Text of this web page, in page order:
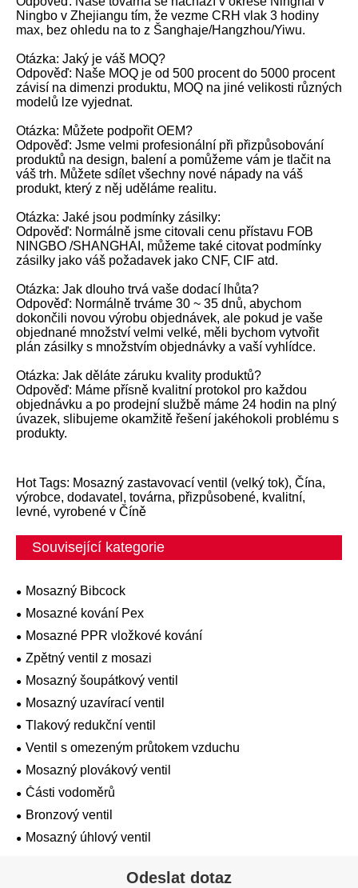
Ningbo v Zhejiangu tím, že vezme CRH vlak 3 hodiny
max, bez ohledu na to z Šanghaje/Hangzhou/Yiwu.
Otázka: Jaký je váš MOQ?
Odpověď: Naše MOQ je od 500 procent do 5000 procent
závisí na dimenzi produktu, MOQ na jiné velikosti různých
modelů lze vyjednat.
Otázka: Můžete podpořit OEM?
Odpověď: Jsme velmi profesionální při přizpůsobování
produktů na design, balení a pomůžeme vám je tlačit na
váš trh. Můžete sdílet všechny nové nápady na váš
produkt, který z něj uděláme realitu.
Otázka: Jaké jsou podmínky zásilky:
Odpověď: Normálně jsme citovali cenu přístavu FOB
NINGBO /SHANGHAI, můžeme také citovat podmínky
zásilky jako váš požadavek jako CNF, CIF atd.
Otázka: Jak dlouho trvá vaše dodací lhůta?
Odpověď: Normálně trváme 30 ~ 35 dnů, abychom
dokončili novou výrobu objednávek, ale pokud je vaše
objednané množství velmi velké, měli bychom vytvořit
plán zásilky s množstvím objednávky a vaší vyhlídce.
Otázka: Jak děláte záruku kvality produktů?
Odpověď: Máme přísně kvalitní protokol pro každou
objednávku a po prodejní službě máme 24 hodin na plný
úvazek, slibujeme okamžitě řešení jakéhokoli problému s
produkty.
Hot Tags: Mosazný zastavovací ventil (velký tok), Čína,
výrobce, dodavatel, továrna, přizpůsobené, kvalitní,
levné, vyrobené v Číně
Související kategorie
Mosazný Bibcock
Mosazné kování Pex
Mosazné PPR vložkové kování
Zpětný ventil z mosazi
Mosazný šoupátkový ventil
Mosazný uzavírací ventil
Tlakový redukční ventil
Ventil s omezeným průtokem vzduchu
Mosazný plovákový ventil
Části vodoměrů
Bronzový ventil
Mosazný úhlový ventil
Odeslat dotaz